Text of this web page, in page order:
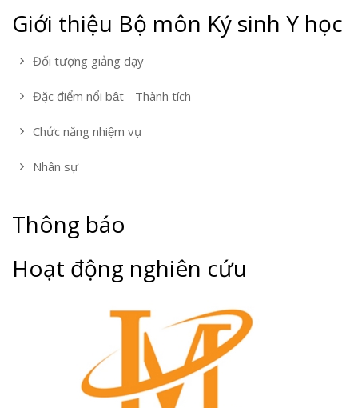
Giới thiệu Bộ môn Ký sinh Y học
Đối tượng giảng dạy
Đặc điểm nổi bật - Thành tích
Chức năng nhiệm vụ
Nhân sự
Thông báo
Hoạt động nghiên cứu